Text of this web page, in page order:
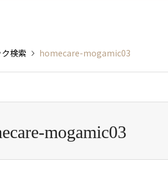
検索 homecare-mogamic03
mogamic03